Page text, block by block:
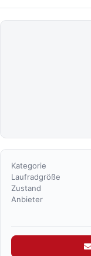
Kategorie
Laufradgröße
Zustand
Anbieter